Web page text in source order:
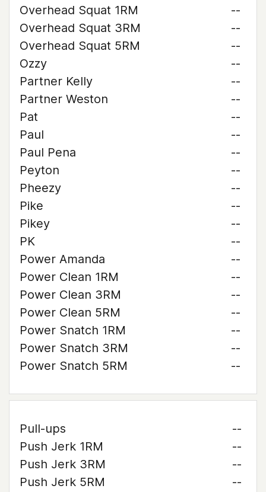
Overhead Squat 1RM
--
Overhead Squat 3RM
--
Overhead Squat 5RM
--
Ozzy
--
Partner Kelly
--
Partner Weston
--
Pat
--
Paul
--
Paul Pena
--
Peyton
--
Pheezy
--
Pike
--
Pikey
--
PK
--
Power Amanda
--
Power Clean 1RM
--
Power Clean 3RM
--
Power Clean 5RM
--
Power Snatch 1RM
--
Power Snatch 3RM
--
Power Snatch 5RM
--
Pull-ups
--
Push Jerk 1RM
--
Push Jerk 3RM
--
Push Jerk 5RM
--